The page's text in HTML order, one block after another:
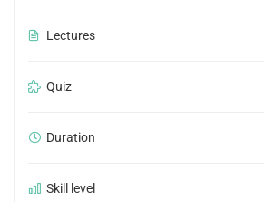
Lectures
Quiz
Duration
Skill level